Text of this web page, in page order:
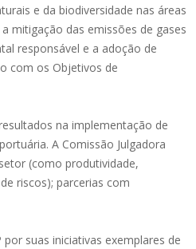
e da biodiversidade nas áreas
mitigação das emissões de gases
responsável e a adoção de
com os Objetivos de
na implementação de
A Comissão Julgadora
(como produtividade,
riscos); parcerias com
suas iniciativas exemplares de